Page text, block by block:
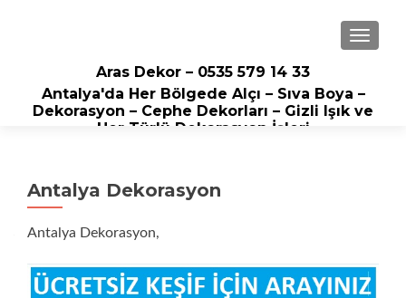
Aras Dekor – 0535 579 14 33
Antalya'da Her Bölgede Alçı – Sıva Boya –
Dekorasyon – Cephe Dekorları – Gizli Işık ve
Her Türlü Dekorasyon İşleri
Antalya Dekorasyon
Antalya Dekorasyon,